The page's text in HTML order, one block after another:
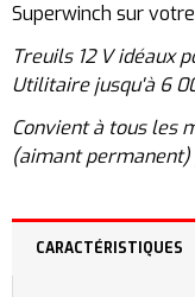
Superwinch sur
Treuils 12 V idéaux
Utilitaire jusqu'à 6
Convient à tous les
(aimant permanent)
CARACTÉRISTIQUES